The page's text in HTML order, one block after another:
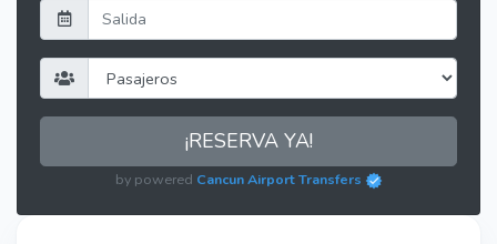
¡RESERVA YA!
by powered Cancun Airport Transfers